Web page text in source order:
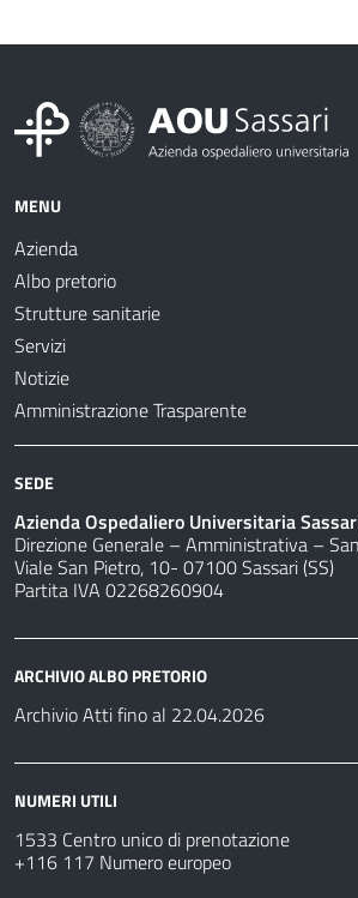
MENU
Azienda
Albo pretorio
Strutture sanitarie
Servizi
Notizie
Amministrazione Trasparente
SEDE
Azienda Ospedaliero Universitaria
Direzione Generale – Amministrativa –
Viale San Pietro, 10- 07100 Sassari (SS)
Partita IVA 02268260904
ARCHIVIO ALBO PRETORIO
Archivio Atti fino al 22.04.2026
NUMERI UTILI
1533 Centro unico di prenotazione
+116 117 Numero europeo